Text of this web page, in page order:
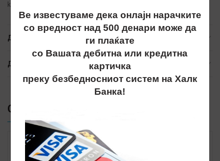
kapa, kapi, капи, atlantis
ДОПОЛНИТЕЛНИ ИНФОРМАЦИИ
ДОСТАВА
СЛИЧНИ ПРОИЗВОДИ
SALE
Ве известуваме дека онлајн нарачките
со вредност над 500 денари може да
ги плаќате
со Вашата дебитна или кредитна
картичка
преку безбедносниот систем на Халк
Банка!